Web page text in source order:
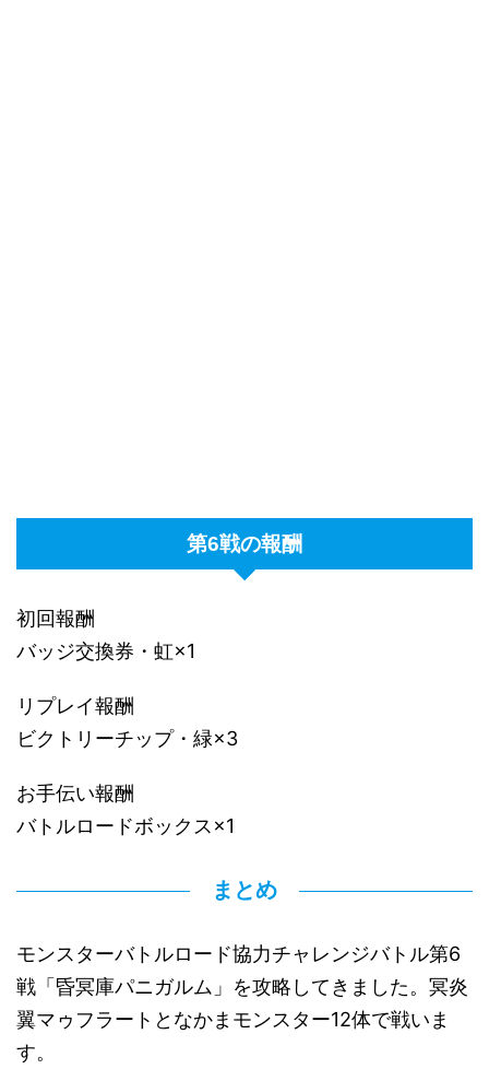
第6戦の報酬
初回報酬
バッジ交換券・虹×1
リプレイ報酬
ビクトリーチップ・緑×3
お手伝い報酬
バトルロードボックス×1
まとめ
モンスターバトルロード協力チャレンジバトル第6
戦「昏冥庫パニガルム」を攻略してきました。冥炎
翼マゥフラートとなかまモンスター12体で戦いま
す。